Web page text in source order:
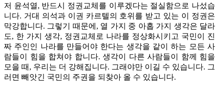
저 윤석열, 반드시 정권교체를 이루겠다는 절실함으로 나섰습
니다. 거대 의석과 이권 카르텔의 호위를 받고 있는 이 정권은
막강합니다. 그렇기 때문에, 열 가지 중 아홉 가지 생각은 달라
도, 한 가지 생각, 정권교체로 나라를 정상화시키고 국민이 진
짜 주인인 나라를 만들어야 한다는 생각을 같이 하는 모든 사
람들이 힘을 합쳐야 합니다. 생각이 다른 사람들이 함께 힘을
모을 때, 우리는 더 강해집니다. 그래야만 이길 수 있습니다. 그
러면 빼앗긴 국민의 주권을 되찾아 올 수 있습니다.